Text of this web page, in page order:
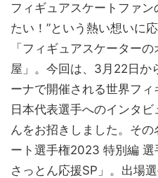
フィギュアスケートファン
たい！”という熱い想いに
「フィギュアスケーター
屋」。今回は、3月22日か
ーナで開催される世界フィ
日本代表選手へのインタ
んをお招きしました。そ
ート選手権2023 特別編 選
さっとん応援SP」。出場